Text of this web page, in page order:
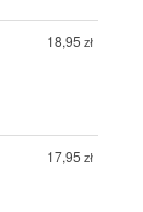
18,95 zł
17,95 zł